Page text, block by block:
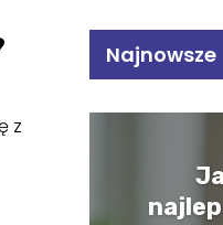
z
Najnowsze